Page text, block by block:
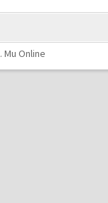
. Mu Online